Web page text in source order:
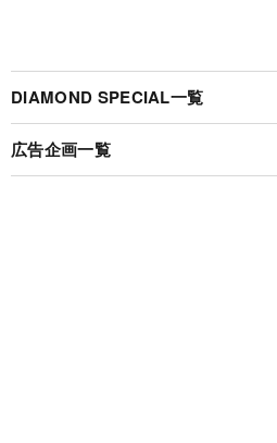
DIAMOND SPECIAL一覧
広告企画一覧